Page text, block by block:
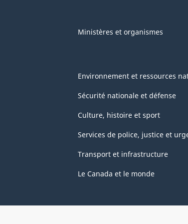
Ministères et organismes
Environnement et ressources
Sécurité nationale et défense
Culture, histoire et sport
Services de police, justice et
Transport et infrastructure
Le Canada et le monde